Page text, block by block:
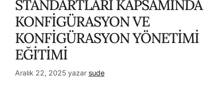
STANDARTLARI KAPSAMINDA
KONFİGÜRASYON VE
KONFİGÜRASYON YÖNETİMİ
EĞİTİMİ
Aralık 22, 2025 yazar sude